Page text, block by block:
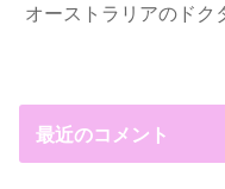
オーストラリアのドク
最近のコメント